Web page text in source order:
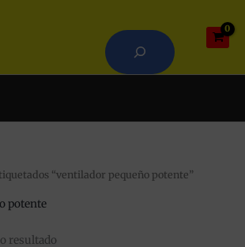
“ventilador pequeño potente”
potente
resultado